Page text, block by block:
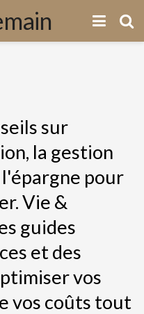
sur
la gestion
pour
Vie &
guides
et des
vos
vos coûts tout